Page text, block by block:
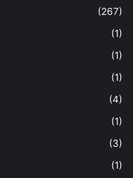
(267)
(1)
(1)
(1)
(4)
(1)
(3)
(1)